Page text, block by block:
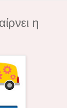
η